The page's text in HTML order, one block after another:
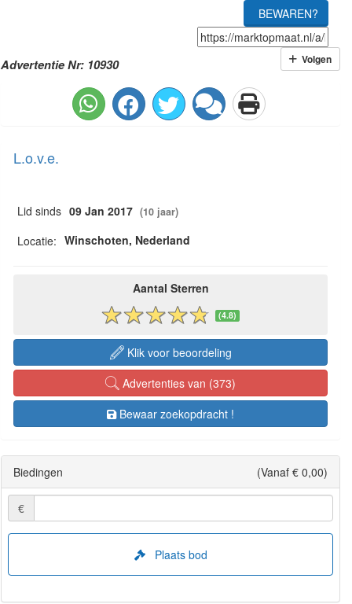
BEWAREN?
Advertentie Nr: 10930 Volgen
L.o.v.e.
Lid sinds 09 Jan 2017 (10 jaar)
Locatie: Winschoten, Nederland
Aantal Sterren
(4.8)
Klik voor beoordeling
Advertenties van (373)
Bewaar zoekopdracht !
Biedingen (Vanaf € 0,00)
€
Plaats bod